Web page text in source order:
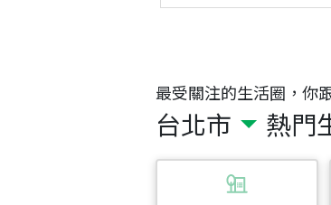
最受關注的生活圈，你
台北市 熱門